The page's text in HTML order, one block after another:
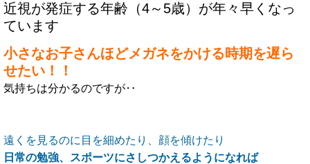
近視が発症する年齢（4～5歳）が年々早くなっ
ています
小さなお子さんほどメガネをかける時期を遅ら
せたい！！
気持ちは分かるのですが‥
遠くを見るのに目を細めたり、顔を傾けたり
日常の勉強、スポーツにさしつかえるようになれば